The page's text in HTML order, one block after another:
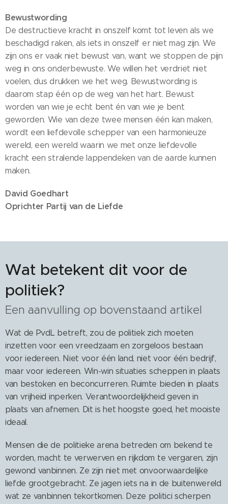
Bewustwording
De destructieve kracht in onszelf komt tot leven als we
beschadigd raken, als iets in onszelf er niet mag zijn. We
zijn ons er vaak niet bewust van, want we stoppen de pijn
weg in ons onderbewuste. We willen het verdriet niet
voelen, dus drukken we het weg. Bewustwording is
daarom stap één op de weg van het hart. Bewust
worden van wie je echt bent én van wie je bent
geworden. Wie van deze twee mensen één kan maken,
wordt een liefdevolle schepper van een harmonieuze
wereld, een wereld waarin we met onze liefdevolle
kracht een stralende lappendeken van de aarde kunnen
maken.
David Goedhart
Oprichter Partij van de Liefde
Wat betekent dit voor de
politiek?
Een aanvulling op bovenstaand artikel
Wat de PvdL betreft, zou de politiek zich moeten
inzetten voor een vreedzaam en zorgeloos bestaan
voor iedereen. Niet voor één land, niet voor één bedrijf,
maar voor iedereen. Win-win situaties scheppen in plaats
van bestoken en beconcurreren. Ruimte bieden in plaats
van vrijheid inperken. Verantwoordelijkheid geven in
plaats van afnemen. Dit is het hoogste goed, het mooiste
ideaal.
Mensen die de politieke arena betreden om bekend te
worden, macht te verwerven en rijkdom te vergaren, zijn
gewond vanbinnen. Ze zijn niet met onvoorwaardelijke
liefde grootgebracht. Ze jagen iets na in de buitenwereld
wat ze vanbinnen tekortkomen. Deze politici scherpen